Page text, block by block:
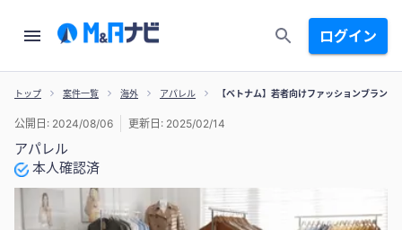
ログイン
トップ 案件一覧 海外 アパレル 【ベトナム】若者向けファッションブラン
アパレル
本人確認済
公開日: 2024/08/06 更新日: 2025/02/14